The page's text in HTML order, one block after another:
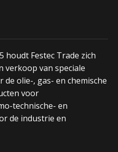
houdt Festec Trade zich
verkoop van speciale
olie-, gas- en chemische
voor
technische- en
de industrie en